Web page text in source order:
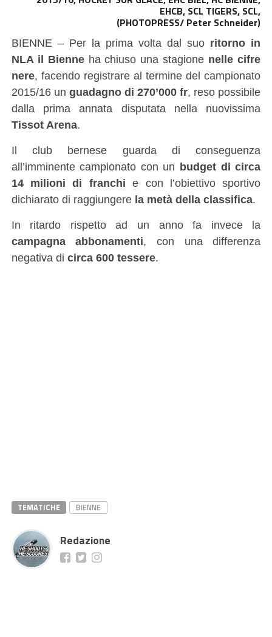
(PHOTOPRESS/ Peter Schneider)
BIENNE – Per la prima volta dal suo ritorno in
NLA il Bienneha chiuso una stagione nelle cifre
nere, facendo registrare al termine del campionato
2015/16 un guadagno di 270’000 fr, reso possibile
dalla prima annata disputata nella nuovissima
Tissot Arena.
Il club bernese guarda di conseguenza
all’imminente campionato con un budget di circa
14 milioni di franchi e con l’obiettivo sportivo
dichiarato di raggiungere la metà della classifica.
In ritardo rispetto ad un anno fa invece la
campagna abbonamenti, con una differenza
negativa di circa 600 tessere.
TEMATICHE BIENNE
Redazione